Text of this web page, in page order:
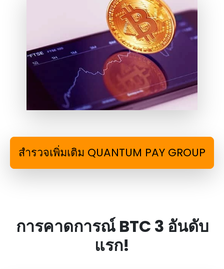
สํารวจเพิ่มเติม QUANTUM PAY GROUP
การคาดการณ์ BTC 3 อันดับ
แรก!